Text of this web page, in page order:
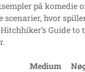
på komedie
hvor
Guide
Medium